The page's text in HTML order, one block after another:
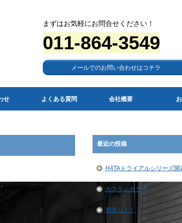
まずはお気軽にお問合せください！
011-864-3549
メールでのお問い合わせはコチラ
せ よくある質問 会社概要
最近の投稿
H4TAトライアルシリーズ開
カスタムカラー
初売り！！